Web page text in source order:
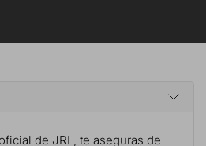
de JRL, te aseguras de